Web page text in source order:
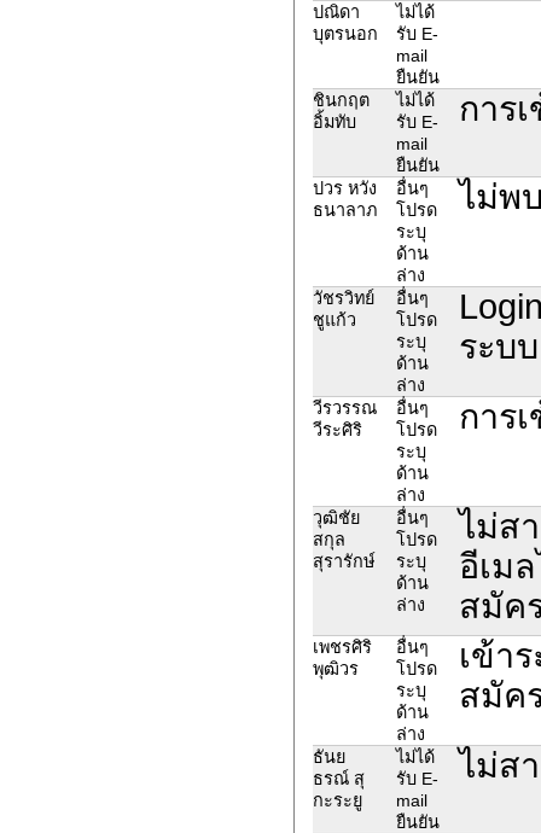
ปณิดา
บุตรนอก
ไม่ได้
รับ E-
mail
ยืนยัน
ชินกฤต
อิ้มทับ
ไม่ได้
รับ E-
mail
ยืนยัน
การ
ปวร หวัง
ธนาลาภ
อื่นๆ
โปรด
ระบุ
ด้าน
ล่าง
ไม่พ
วัชรวิทย์
ชูแก้ว
อื่นๆ
โปรด
ระบุ
ด้าน
ล่าง
ระบ
วีรวรรณ
วีระศิริ
อื่นๆ
โปรด
ระบุ
ด้าน
ล่าง
การ
วุฒิชัย
สกุล
สุรารักษ์
อื่นๆ
โปรด
ระบุ
ด้าน
ล่าง
ไม่ส
อีเม
สมัค
เพชรศิริ
พุฒิวร
อื่นๆ
โปรด
ระบุ
ด้าน
ล่าง
เข้า
สมัค
ธันย
ธรณ์ สุ
กะระยู
ไม่ได้
รับ E-
mail
ยืนยัน
ไม่ส